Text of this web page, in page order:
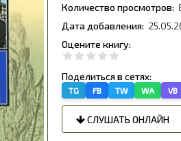
Количество просмотров:
Дата добавления:
Оцените книгу:
Поделиться в сетях:
TG FB TW WA VB
СЛУШАТЬ ОНЛАЙН